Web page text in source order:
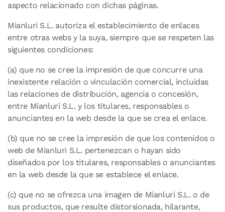
aspecto relacionado con dichas páginas.
Mianluri S.L. autoriza el establecimiento de enlaces
entre otras webs y la suya, siempre que se respeten las
siguientes condiciones:
(a) que no se cree la impresión de que concurre una
inexistente relación o vinculación comercial, incluidas
las relaciones de distribución, agencia o concesión,
entre Mianluri S.L. y los titulares, responsables o
anunciantes en la web desde la que se crea el enlace.
(b) que no se cree la impresión de que los contenidos o
web de Mianluri S.L. pertenezcan o hayan sido
diseñados por los titulares, responsables o anunciantes
en la web desde la que se establece el enlace.
(c) que no se ofrezca una imagen de Mianluri S.L. o de
sus productos, que resulte distorsionada, hilarante,